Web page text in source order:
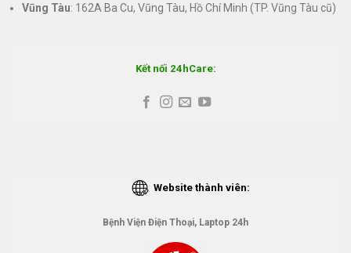
Vũng Tàu: 162A Ba Cu, Vũng Tàu, Hồ Chí Minh (TP. Vũng Tàu cũ)
Kết nối 24hCare:
Website thành viên:
Bệnh Viện Điện Thoại, Laptop 24h